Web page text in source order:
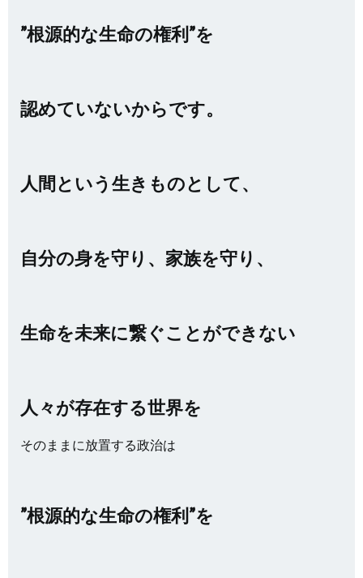
”根源的な生命の権利”を
認めていないからです。
人間という生きものとして、
自分の身を守り、家族を守り、
生命を未来に繋ぐことができない
人々が存在する世界を
そのままに放置する政治は
”根源的な生命の権利”を